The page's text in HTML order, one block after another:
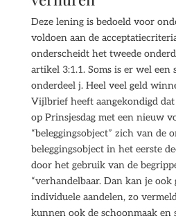
Deze lening is bedoeld voor
voldoen aan de
onderscheidt het tweede
artikel 3:1.1. Soms is er wel een
onderdeel j. Heel veel geld
Vijlbrief heeft aangekondigd
op Prinsjesdag met een nieuw
“beleggingsobject” zich van de
beleggingsobject in het eerste
door het gebruik van de
“verhandelbaar. Dan kan je
individuele aandelen, zo
kunnen ook de schoonmaak en